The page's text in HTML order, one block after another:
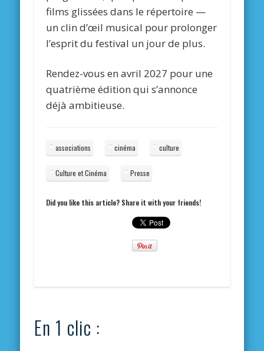
films glissées dans le répertoire —
un clin d’œil musical pour prolonger
l’esprit du festival un jour de plus.
Rendez-vous en avril 2027 pour une
quatrième édition qui s’annonce
déjà ambitieuse.
associations cinéma culture
Culture et Cinéma Presse
Did you like this article? Share it with your friends!
En 1 clic :